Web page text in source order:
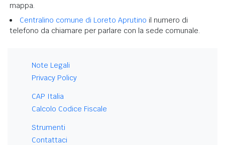
mappa.
Centralino comune di Loreto Aprutino il numero di
telefono da chiamare per parlare con la sede comunale.
Note Legali
Privacy Policy
CAP Italia
Calcolo Codice Fiscale
Strumenti
Contattaci